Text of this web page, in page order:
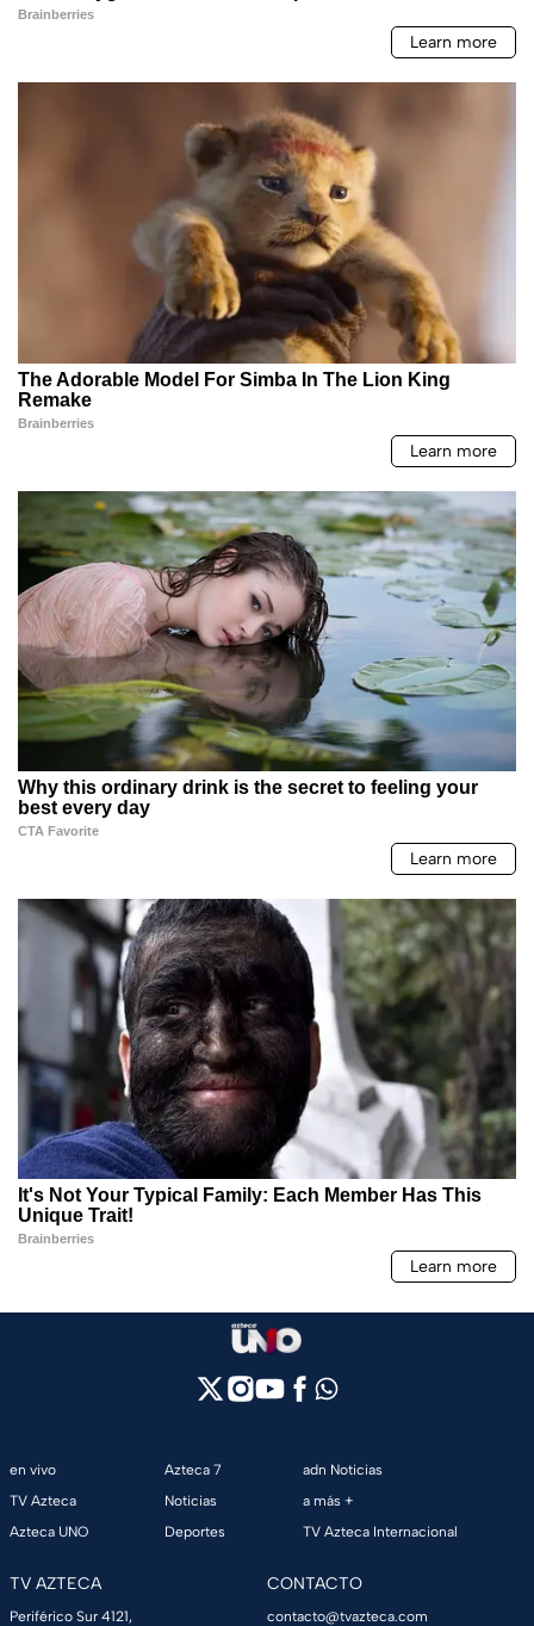
en vivo
TV Azteca
Azteca UNO
Azteca 7
Noticias
Deportes
adn Noticias
a más +
TV Azteca Internacional
TV AZTECA
Periférico Sur 4121,
CONTACTO
contacto@tvazteca.com